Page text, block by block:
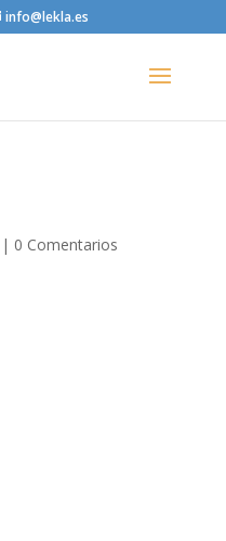
info@lekla.es
| 0 Comentarios